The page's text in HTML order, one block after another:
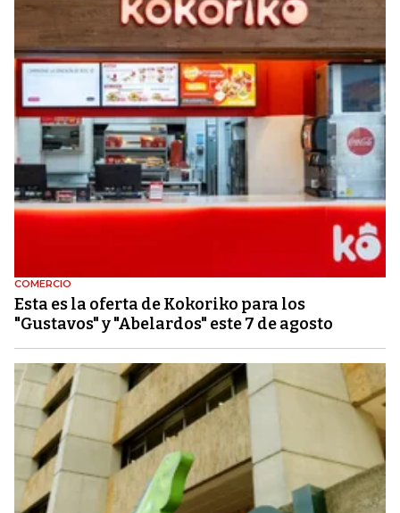
COMERCIO
Esta es la oferta de Kokoriko para los
"Gustavos" y "Abelardos" este 7 de agosto